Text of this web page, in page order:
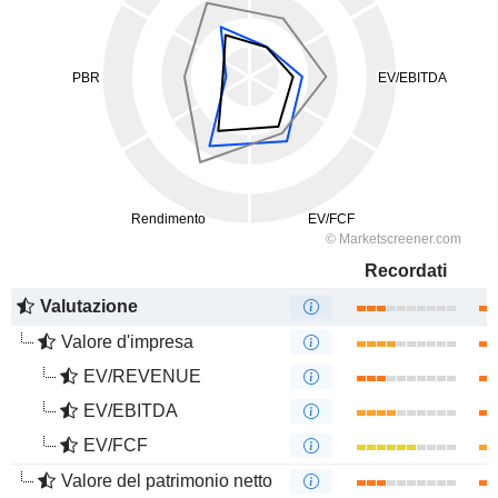
Recordati
Valutazione
Valore d'impresa
EV/REVENUE
EV/EBITDA
EV/FCF
Valore del patrimonio netto